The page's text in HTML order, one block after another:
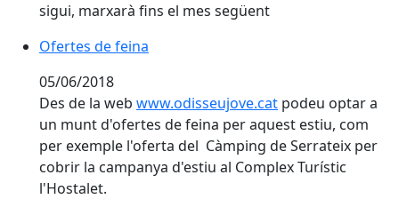
sigui, marxarà fins el mes següent
Ofertes de feina
05/06/2018
Des de la web www.odisseujove.cat podeu optar a
un munt d'ofertes de feina per aquest estiu, com
per exemple l'oferta del Càmping de Serrateix per
cobrir la campanya d'estiu al Complex Turístic
l'Hostalet.